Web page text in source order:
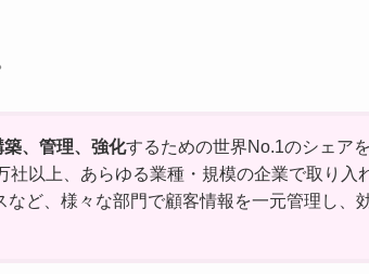
、管理、強化するための世界No.1のシェア
社以上、あらゆる業種・規模の企業で取り入
ど、様々な部門で顧客情報を一元管理し、